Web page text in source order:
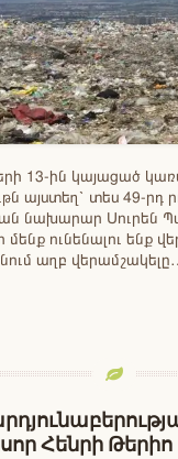
13-ին կայացած
այստեղ՝ տես 49-
նախարար Սուրեն
մենք ունենալու
աղբ
Հենրի Թերիո